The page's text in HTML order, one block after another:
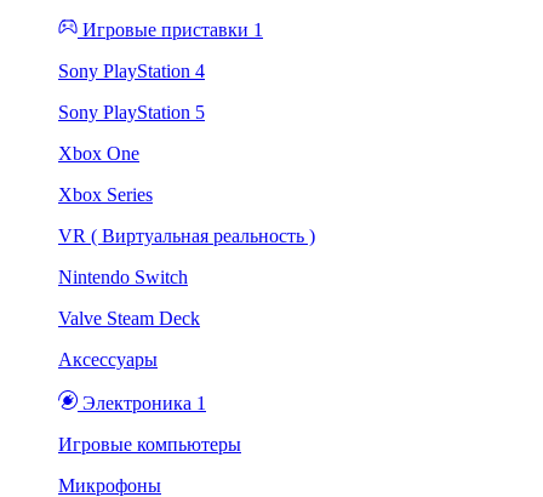
Игровые приставки 1
Sony PlayStation 4
Sony PlayStation 5
Xbox One
Xbox Series
VR ( Виртуальная реальность )
Nintendo Switch
Valve Steam Deck
Аксессуары
Электроника 1
Игровые компьютеры
Микрофоны